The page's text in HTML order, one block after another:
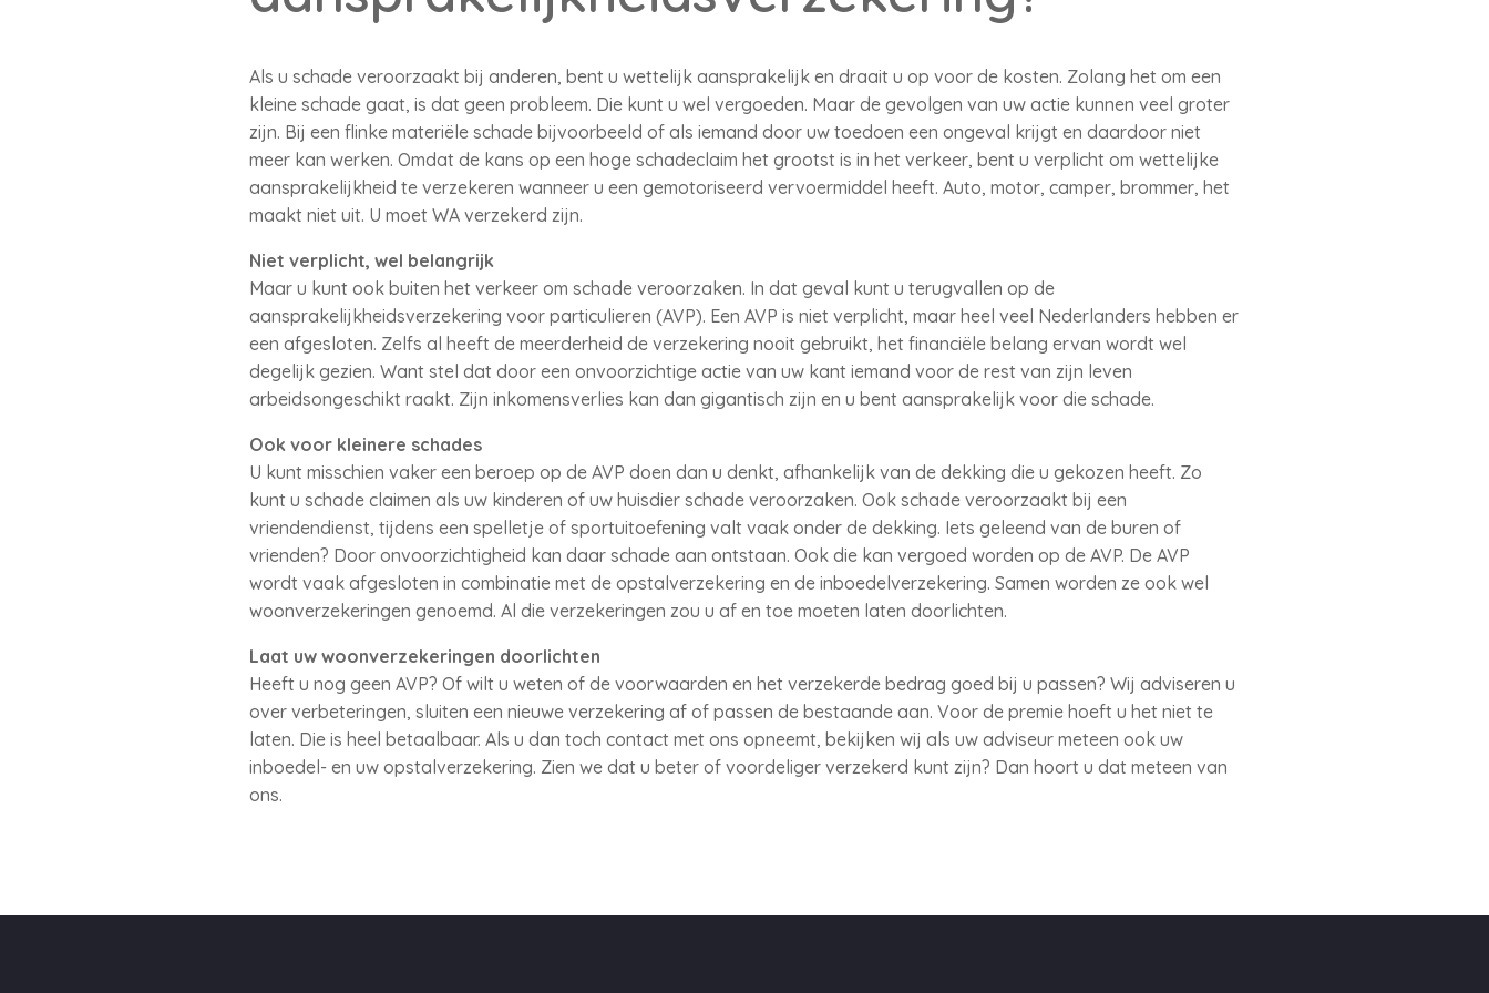
Als u schade veroorzaakt bij anderen, bent u wettelijk aansprakelijk en draait u op voor de kosten. Zolang het om een
kleine schade gaat, is dat geen probleem. Die kunt u wel vergoeden. Maar de gevolgen van uw actie kunnen veel groter
zijn. Bij een flinke materiële schade bijvoorbeeld of als iemand door uw toedoen een ongeval krijgt en daardoor niet
meer kan werken. Omdat de kans op een hoge schadeclaim het grootst is in het verkeer, bent u verplicht om wettelijke
aansprakelijkheid te verzekeren wanneer u een gemotoriseerd vervoermiddel heeft. Auto, motor, camper, brommer, het
maakt niet uit. U moet WA verzekerd zijn.
Niet verplicht, wel belangrijk
Maar u kunt ook buiten het verkeer om schade veroorzaken. In dat geval kunt u terugvallen op de
aansprakelijkheidsverzekering voor particulieren (AVP). Een AVP is niet verplicht, maar heel veel Nederlanders hebben er
een afgesloten. Zelfs al heeft de meerderheid de verzekering nooit gebruikt, het financiële belang ervan wordt wel
degelijk gezien. Want stel dat door een onvoorzichtige actie van uw kant iemand voor de rest van zijn leven
arbeidsongeschikt raakt. Zijn inkomensverlies kan dan gigantisch zijn en u bent aansprakelijk voor die schade.
Ook voor kleinere schades
U kunt misschien vaker een beroep op de AVP doen dan u denkt, afhankelijk van de dekking die u gekozen heeft. Zo
kunt u schade claimen als uw kinderen of uw huisdier schade veroorzaken. Ook schade veroorzaakt bij een
vriendendienst, tijdens een spelletje of sportuitoefening valt vaak onder de dekking. Iets geleend van de buren of
vrienden? Door onvoorzichtigheid kan daar schade aan ontstaan. Ook die kan vergoed worden op de AVP. De AVP
wordt vaak afgesloten in combinatie met de opstalverzekering en de inboedelverzekering. Samen worden ze ook wel
woonverzekeringen genoemd. Al die verzekeringen zou u af en toe moeten laten doorlichten.
Laat uw woonverzekeringen doorlichten
Heeft u nog geen AVP? Of wilt u weten of de voorwaarden en het verzekerde bedrag goed bij u passen? Wij adviseren u
over verbeteringen, sluiten een nieuwe verzekering af of passen de bestaande aan. Voor de premie hoeft u het niet te
laten. Die is heel betaalbaar. Als u dan toch contact met ons opneemt, bekijken wij als uw adviseur meteen ook uw
inboedel- en uw opstalverzekering. Zien we dat u beter of voordeliger verzekerd kunt zijn? Dan hoort u dat meteen van
ons.